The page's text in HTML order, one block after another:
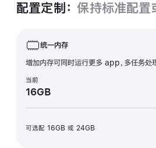
配置定制：保持标准配置
统一内存
增加内存可同时运行更多 app，多任务处
当前
16GB
可选配 16GB 或 24GB